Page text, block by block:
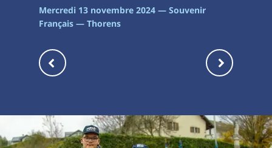
Mercredi 13 novembre 2024 — Souvenir
Français — Thorens